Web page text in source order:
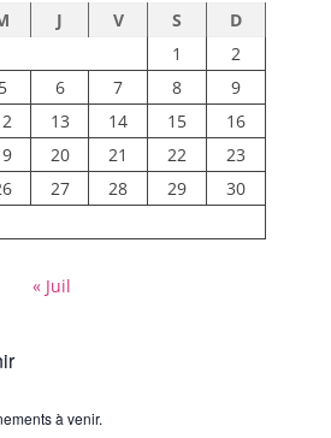
J V S
D
1
2
5 6 7 8
9
13 14 15
16
20 21 22
23
27 28 29
30
« Juil
à venir.